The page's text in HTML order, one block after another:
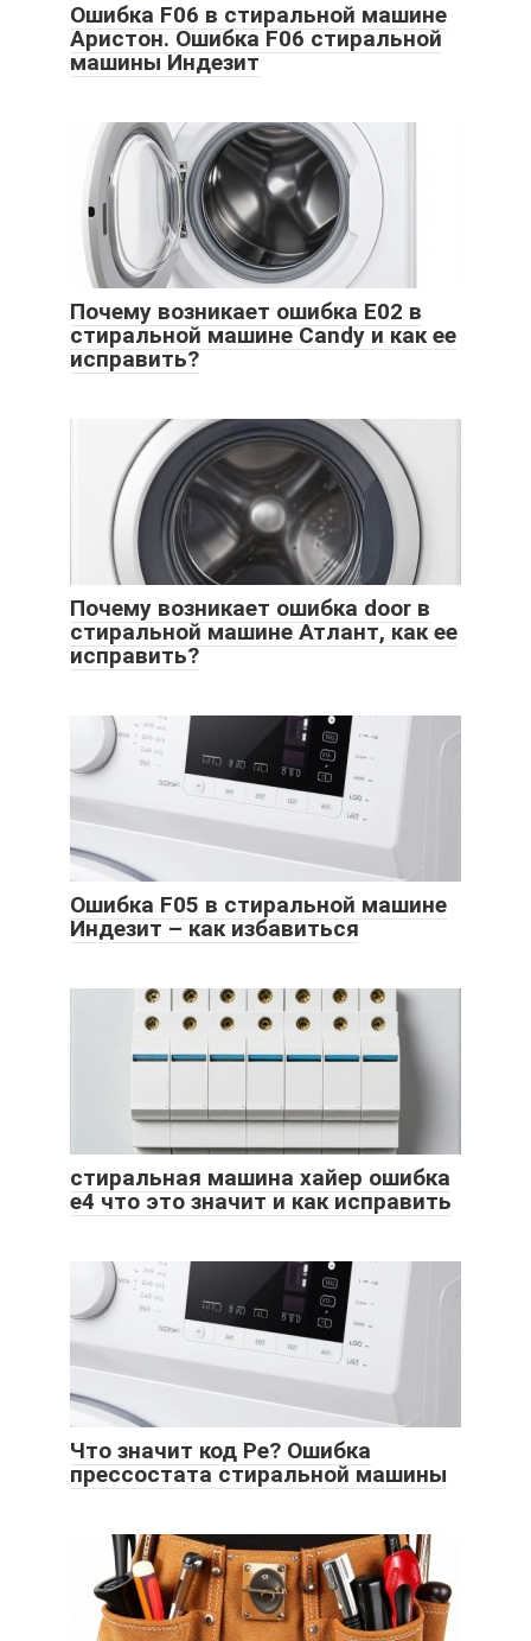
Ошибка F06 в стиральной машине
Аристон. Ошибка F06 стиральной
машины Индезит
Почему возникает ошибка Е02 в
стиральной машине Candy и как ее
исправить?
Почему возникает ошибка door в
стиральной машине Атлант, как ее
исправить?
Ошибка F05 в стиральной машине
Индезит – как избавиться
стиральная машина хайер ошибка
е4 что это значит и как исправить
Что значит код Pe? Ошибка
прессостата стиральной машины